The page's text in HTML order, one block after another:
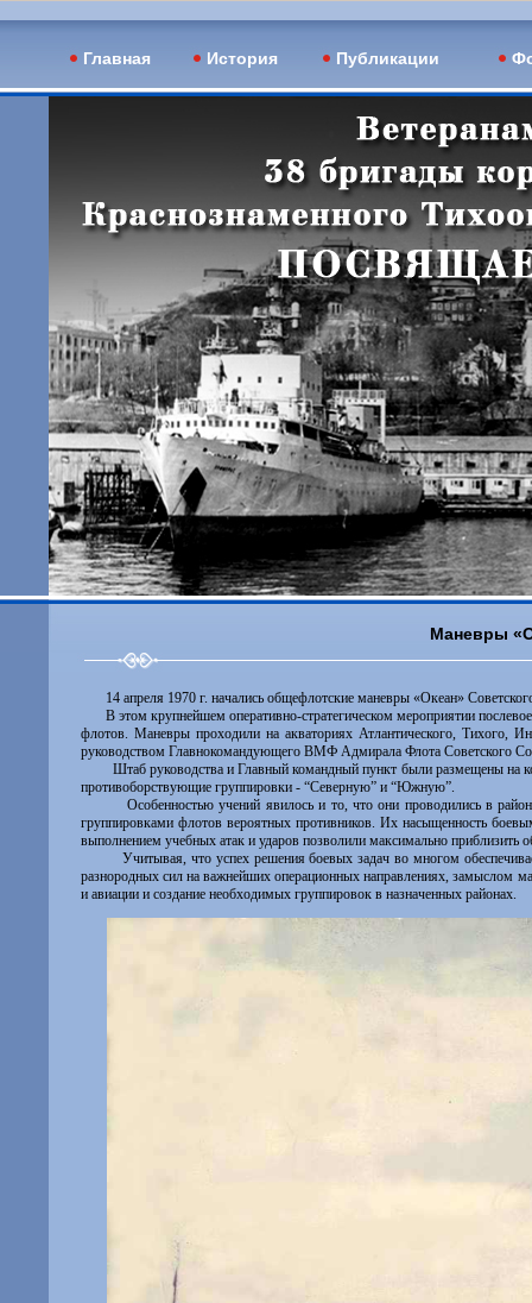
Главная История Публикации
Маневры
14 апреля 1970 г. начались общефлотские маневры «Океан»
В этом крупнейшем оперативно-стратегическом мероприятии
флотов. Маневры проходили на акваториях Атлантического, Тихого,
руководством Главнокомандующего ВМФ Адмирала Флота Советского
Штаб руководства и Главный командный пункт были размещены на
противоборствующие группировки - “Северную” и “Южную”.
Особенностью учений явилось и то, что они проводились в
группировками флотов вероятных противников. Их насыщенность
выполнением учебных атак и ударов позволили максимально приблизить
Учитывая, что успех решения боевых задач во многом
разнородных сил на важнейших операционных направлениях, замыслом
и авиации и создание необходимых группировок в назначенных районах.